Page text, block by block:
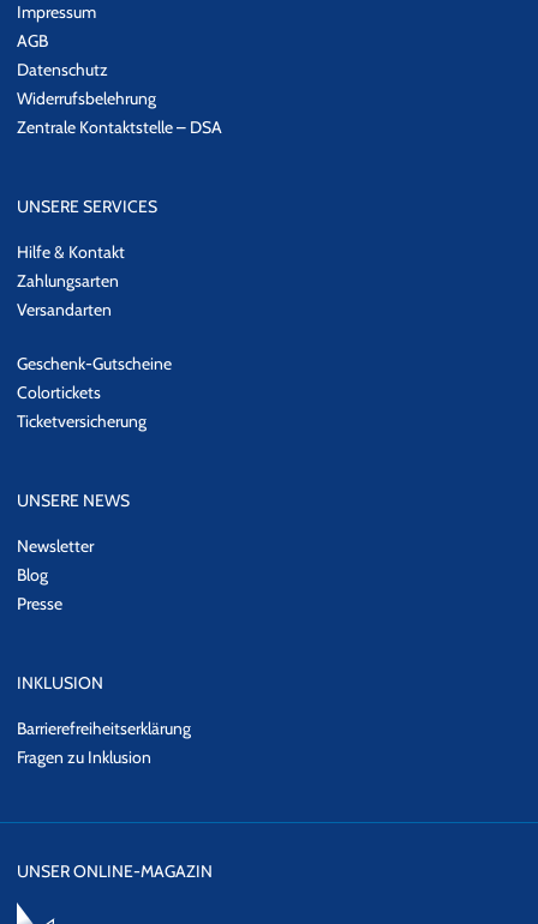
Impressum
AGB
Datenschutz
Widerrufsbelehrung
Zentrale Kontaktstelle – DSA
UNSERE SERVICES
Hilfe & Kontakt
Zahlungsarten
Versandarten
Geschenk-Gutscheine
Colortickets
Ticketversicherung
UNSERE NEWS
Newsletter
Blog
Presse
INKLUSION
Barrierefreiheitserklärung
Fragen zu Inklusion
UNSER ONLINE-MAGAZIN